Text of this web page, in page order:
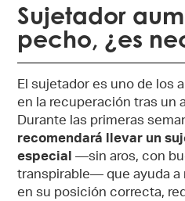
Sujetador
pecho, ¿es
El sujetador es uno de los
en la recuperación tras un
Durante las primeras
recomendará llevar un
especial —sin aros, con
transpirable— que ayuda a
en su posición correcta,